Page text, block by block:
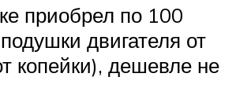
приобрел по 100
двигателя от
копейки), дешевле не